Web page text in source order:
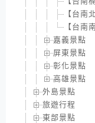
【台南
【台南
嘉義景點
屏東景點
彰化景點
高雄景點
外島景點
旅遊行程
東部景點